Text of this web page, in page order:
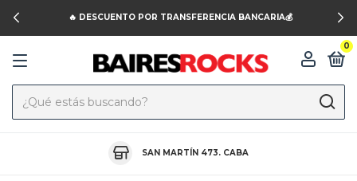
🔥 DESCUENTO POR TRANSFERENCIA BANCARIA💰
0
SAN MARTÍN 473. CABA